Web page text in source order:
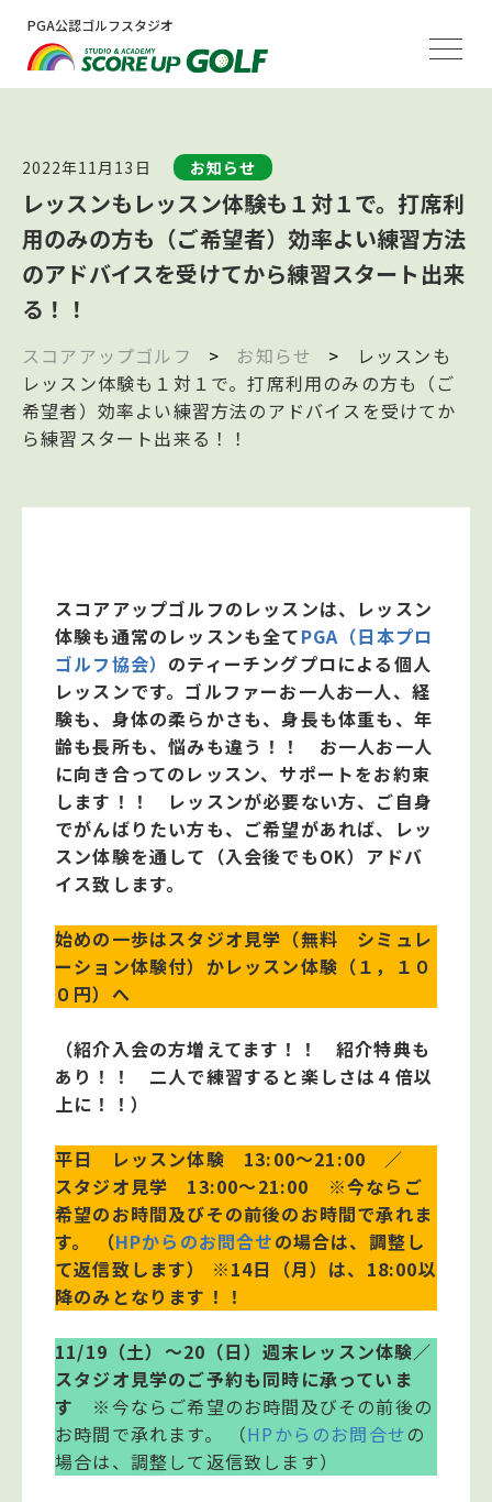
PGA公認ゴルフスタジオ
2022年11月13日 お知らせ
レッスンもレッスン体験も１対１で。打席利
用のみの方も（ご希望者）効率よい練習方法
のアドバイスを受けてから練習スタート出来
る！！
スコアアップゴルフ > お知らせ >
レッスンも
レッスン体験も１対１で。打席利用のみの方も（ご
希望者）効率よい練習方法のアドバイスを受けてか
ら練習スタート出来る！！
スコアアップゴルフのレッスンは、レッスン
体験も通常のレッスンも全てPGA（日本プロ
ゴルフ協会） のティーチングプロによる個人
レッスンです。ゴルファーお一人お一人、経
験も、身体の柔らかさも、身長も体重も、年
齢も長所も、悩みも違う！！ お一人お一人
に向き合ってのレッスン、サポートをお約束
します！！ レッスンが必要ない方、ご自身
でがんばりたい方も、ご希望があれば、レッ
スン体験を通して（入会後でもOK）アドバ
イス致します。
始めの一歩はスタジオ見学（無料 シミュレ
ーション体験付）かレッスン体験（１，１０
０円）へ
（紹介入会の方増えてます！！ 紹介特典も
あり！！ 二人で練習すると楽しさは４倍以
上に！！）
平日 レッスン体験 13:00～21:00 ／
スタジオ見学 13:00～21:00
※今ならご
希望のお時間及びその前後のお時間で承れま
す。 （HPからのお問合せの場合は、調整し
て返信致します）
※14日（月）は、18:00以
降のみとなります！！
11/19（土）～20（日）週末レッスン体験／
スタジオ見学のご予約も同時に承っていま
す ※今ならご希望のお時間及びその前後の
お時間で承れます。 （HPからのお問合せの
場合は、調整して返信致します）